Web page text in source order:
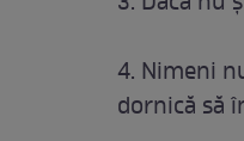
4. Nimeni
dornică să